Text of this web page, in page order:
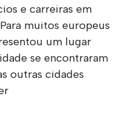
e carreiras em
muitos europeus
um lugar
se encontraram
outras cidades